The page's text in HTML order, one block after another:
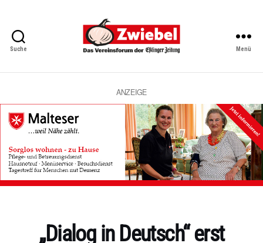
Suche
Vereinsforum
Eßlinger
Zeitung
Menü
ANZEIGE
Kategorien„Dialog in Deutsch“ erst